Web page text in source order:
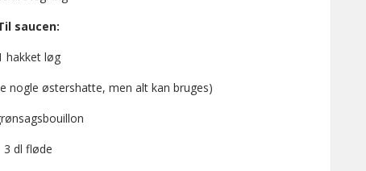
saucen:
hakket løg
nogle østershatte, men alt kan bruges)
3 dl fløde